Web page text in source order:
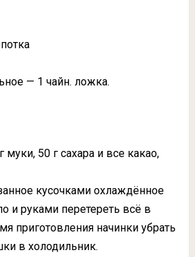
— 1 чайн. ложка.
муки, 50 г сахара и все какао,
кусочками охлаждённое
и руками перетереть всё в
приготовления начинки убрать
в холодильник.